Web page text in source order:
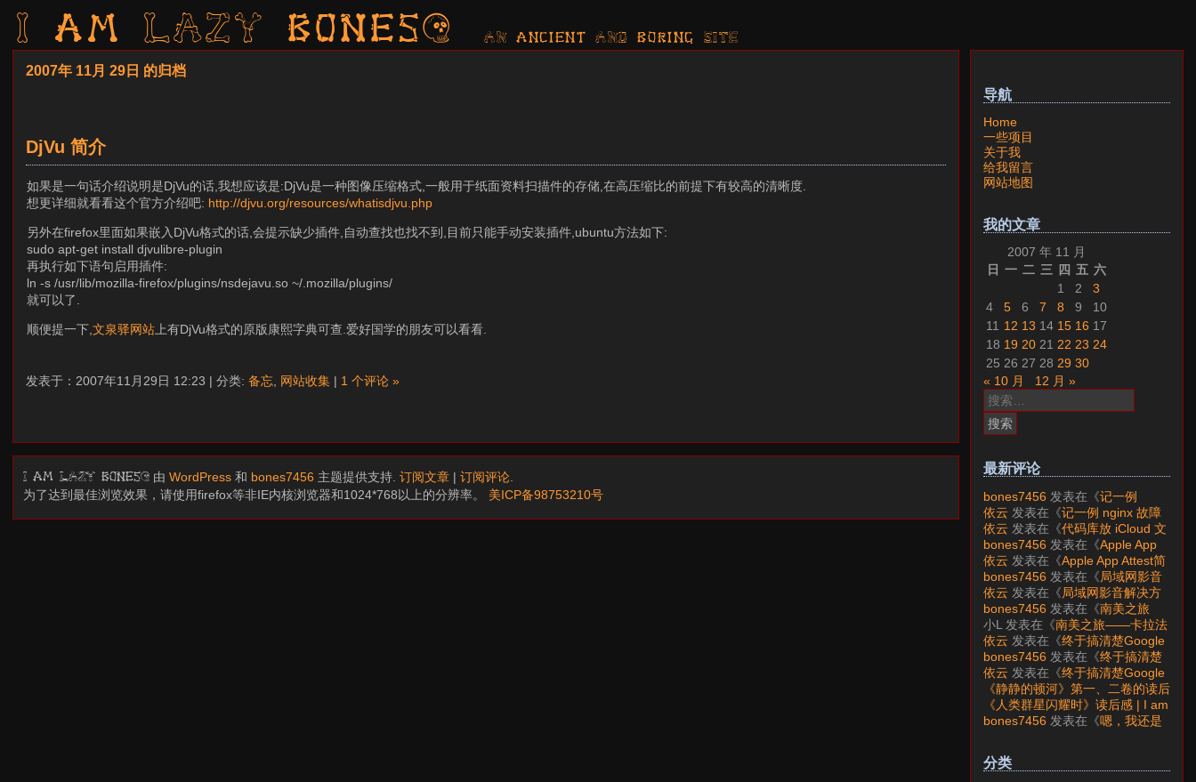
I am LAZY bones? AN ancient AND boring SITE
2007年 11月 29日 的归档
DjVu 简介
如果是一句话介绍说明是DjVu的话,我想应该是:DjVu是一种图像压缩格式,一般用于纸面资料扫描件的存储,在高压缩比的前提下有较高的清晰度.
想更详细就看看这个官方介绍吧: http://djvu.org/resources/whatisdjvu.php
另外在firefox里面如果嵌入DjVu格式的话,会提示缺少插件,自动查找也找不到,目前只能手动安装插件,ubuntu方法如下:
sudo apt-get install djvulibre-plugin
再执行如下语句启用插件:
ln -s /usr/lib/mozilla-firefox/plugins/nsdejavu.so ~/.mozilla/plugins/
就可以了.
顺便提一下,文泉驿网站 上有DjVu格式的原版康熙字典可查.爱好国学的朋友可以看看.
发表于：2007年11月29日 12:23 | 分类: 备忘 网站收集 | 1 个评论 »
I am LAZY bones? 由WordPress 和 bones7456 主题提供支持.订阅文章 |订阅评论
为了达到最佳浏览效果，请使用firefox等非IE内核浏览器和1024*768以上的分辨率。 美ICP备98753210号
导航
Home
一些项目
关于我
给我留言
网站地图
我的文章
2007 年 11 月
日 一 二 三 四 五 六
1
2
3
4
5 6 7 8 9
10
11 12 13 14 15 16 17
18 19 20 21 22 23 24
25 26 27 28 29 30
« 10 月
12 月 »
搜
索：
最新评论
bones7456 发表在《记一例
nginx 故障分析》
依云 发表在《记一例 nginx 故障
分析 》
依云 发表在《代码库放 iCloud 文
件夹会怎样？》
bones7456 发表在《Apple App
Attest简介》
依云 发表在《Apple App Attest简
介》
bones7456 发表在《局域网影音
解决方案——Jellyfin》
依云 发表在《局域网影音解决方
案——Jellyfin》
bones7456 发表在《南美之旅
——卡拉法特看莫雷诺大冰川》
小L 发表在《南美之旅——卡拉法
特看莫雷诺大冰川》
依云 发表在《终于搞清楚Google
账号的所属国家的逻辑了》
bones7456 发表在《终于搞清楚
Google账号的所属国家的逻辑
了》
依云 发表在《终于搞清楚Google
账号的所属国家的逻辑了》
《静静的顿河》第一、二卷的读后
感 | I am LAZY bones?发表在
《《人类群星闪耀时》读后感》
《人类群星闪耀时》读后感 | I am
LAZY bones?发表在《
《显微镜
bones7456 发表在《嗯，我还是
分类